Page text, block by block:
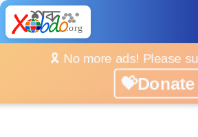
🎗️ No more ads! Please
💝Donate